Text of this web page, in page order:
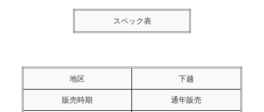
スペック表
地区 下越
販売時期 通年販売